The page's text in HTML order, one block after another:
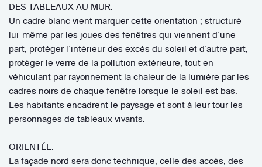
DES TABLEAUX AU MUR.
Un cadre blanc vient marquer cette orientation ; structuré
lui-même par les joues des fenêtres qui viennent d’une
part, protéger l’intérieur des excès du soleil et d’autre part,
protéger le verre de la pollution extérieure, tout en
véhiculant par rayonnement la chaleur de la lumière par les
cadres noirs de chaque fenêtre lorsque le soleil est bas.
Les habitants encadrent le paysage et sont à leur tour les
personnages de tableaux vivants.
ORIENTÉE.
La façade nord sera donc technique, celle des accès, des